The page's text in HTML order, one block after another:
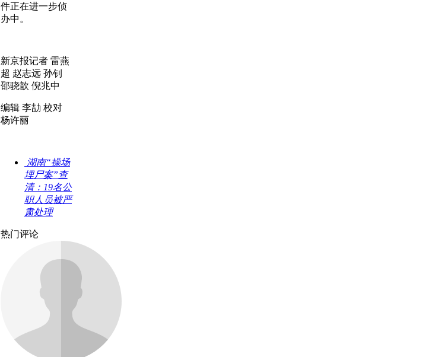
件正在进一步侦
办中。
新京报记者 雷燕
超 赵志远 孙钊
邵骁歆 倪兆中
编辑 李劼 校对
杨许丽
湖南“操场
埋尸案”查
清：19名公
职人员被严
肃处理
热门评论